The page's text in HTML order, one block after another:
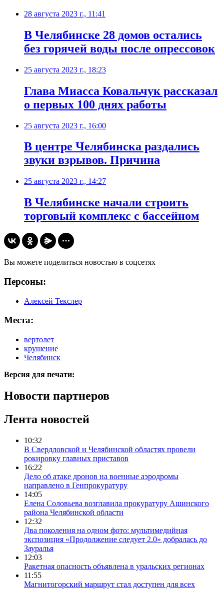
28 августа 2023 г., 11:41
В Челябинске 28 домов остались
без горячей воды после опрессовок
25 августа 2023 г., 18:23
Глава Миасса Ковальчук рассказал
о первых 100 днях работы
25 августа 2023 г., 16:00
В центре Челябинска раздались
звуки взрывов. Причина
25 августа 2023 г., 14:27
В Челябинске начали строить
торговый комплекс с бассейном
Вы можете поделиться новостью в соцсетях
Персоны:
Алексей Текслер
Места:
вертолет
крушение
Челябинск
Версия для печати:
Новости партнеров
Лента новостей
10:32
В Свердловской и Челябинской областях провели
рокировку главных приставов
16:22
Дело об атаке дронов на военные аэродромы
направлено в Генпрокуратуру
14:05
Елена Соловьева возглавила прокуратуру Ашинского
района Челябинской области
12:32
Два поколения на одном фото: мультимедийная
экспозиция «Продолжение следует 2.0» добралась до
Зауралья
12:03
Ракетная опасность объявлена в уральских регионах
11:55
Магнитогорский маршрут стал доступен для всех